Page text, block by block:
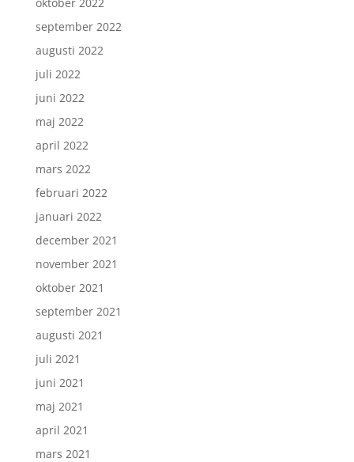
september 2022
augusti 2022
juli 2022
juni 2022
maj 2022
april 2022
mars 2022
februari 2022
januari 2022
december 2021
november 2021
oktober 2021
september 2021
augusti 2021
juli 2021
juni 2021
maj 2021
april 2021
mars 2021